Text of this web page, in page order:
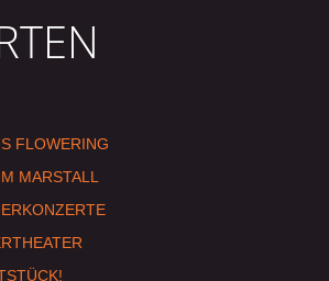
FLOWERING
MARSTALL